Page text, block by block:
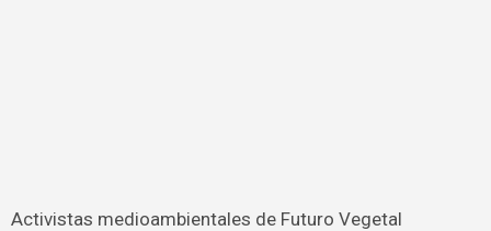
Activistas medioambientales de Futuro Vegetal